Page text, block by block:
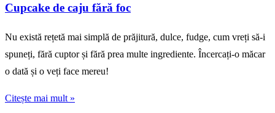
Cupcake de caju fără foc
Nu există rețetă mai simplă de prăjitură, dulce, fudge, cum vreți să-i
spuneți, fără cuptor și fără prea multe ingrediente. Încercați-o măcar
o dată și o veți face mereu!
Citește mai mult »